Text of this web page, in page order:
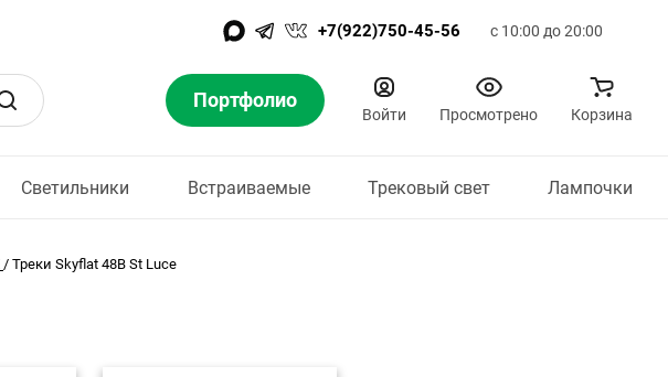
+7(922)750-45-56 с 10:00 до 20:00
Портфолио
Войти Просмотрено Корзина
Светильники Встраиваемые Трековый свет Лампочки
/ Треки Skyflat 48В St Luce